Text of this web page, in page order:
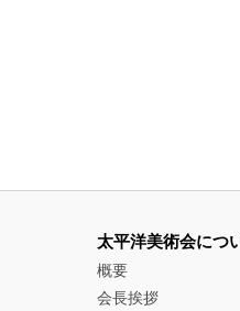
太平洋美術会につ
概要
会長挨拶